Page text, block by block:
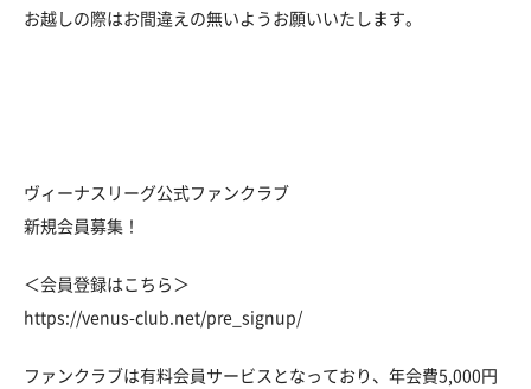
お越しの際はお間違えの無いようお願いいたします。
ヴィーナスリーグ公式ファンクラブ
新規会員募集！
＜会員登録はこちら＞
https://venus-club.net/pre_signup/
ファンクラブは有料会員サービスとなっており、年会費5,000円